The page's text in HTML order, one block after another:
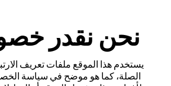
نحن نقدر
يستخدم هذا الموقع ملفات تعريف
الصلة، كما هو موضح في سياسة